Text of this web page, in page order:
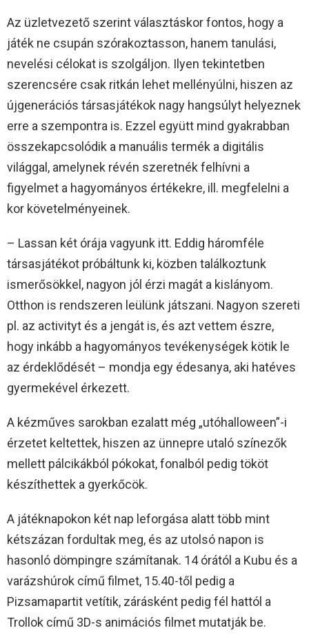
Az üzletvezető szerint választáskor fontos, hogy a
játék ne csupán szórakoztasson, hanem tanulási,
nevelési célokat is szolgáljon. Ilyen tekintetben
szerencsére csak ritkán lehet mellényúlni, hiszen az
újgenerációs társasjátékok nagy hangsúlyt helyeznek
erre a szempontra is. Ezzel együtt mind gyakrabban
összekapcsolódik a manuális termék a digitális
világgal, amelynek révén szeretnék felhívni a
figyelmet a hagyományos értékekre, ill. megfelelni a
kor követelményeinek.
– Lassan két órája vagyunk itt. Eddig háromféle
társasjátékot próbáltunk ki, közben találkoztunk
ismerősökkel, nagyon jól érzi magát a kislányom.
Otthon is rendszeren leülünk játszani. Nagyon szereti
pl. az activityt és a jengát is, és azt vettem észre,
hogy inkább a hagyományos tevékenységek kötik le
az érdeklődését – mondja egy édesanya, aki hatéves
gyermekével érkezett.
A kézműves sarokban ezalatt még „utóhalloween”-i
érzetet keltettek, hiszen az ünnepre utaló színezők
mellett pálcikákból pókokat, fonalból pedig tököt
készíthettek a gyerkőcök.
A játéknapokon két nap leforgása alatt több mint
kétszázan fordultak meg, és az utolsó napon is
hasonló dömpingre számítanak. 14 órától a Kubu és a
varázshúrok című filmet, 15.40-től pedig a
Pizsamapartit vetítik, zárásként pedig fél hattól a
Trollok című 3D-s animációs filmet mutatják be.